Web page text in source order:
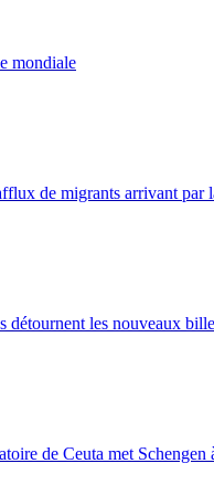
mondiale
de migrants arrivant par
détournent les nouveaux
de Ceuta met Schengen